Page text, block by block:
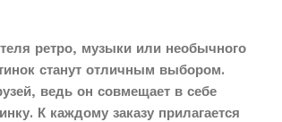
ретро, музыки или необычного
станут отличным выбором.
ведь он совмещает в себе
К каждому заказу прилагается